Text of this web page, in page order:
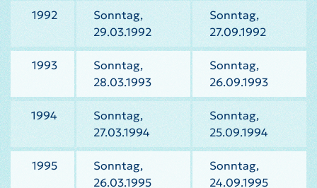
1992
Sonntag,
29.03.1992
Sonntag,
27.09.1992
1993
Sonntag,
28.03.1993
Sonntag,
26.09.1993
1994
Sonntag,
27.03.1994
Sonntag,
25.09.1994
1995
Sonntag,
26.03.1995
Sonntag,
24.09.1995